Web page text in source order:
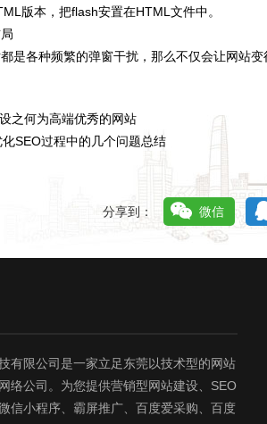
版本，把flash安置在HTML文件中。
是各种频繁的弹窗干扰，那么不仅会让网站变
之何为高端优秀的网站
化SEO过程中的几个问题总结
分享到： 微信
有限公司是一家立足东莞以技术型的网站
络公司。为您提供营销型网站建设、SEO
信小程序、霸屏推广、百度爱采购、百度